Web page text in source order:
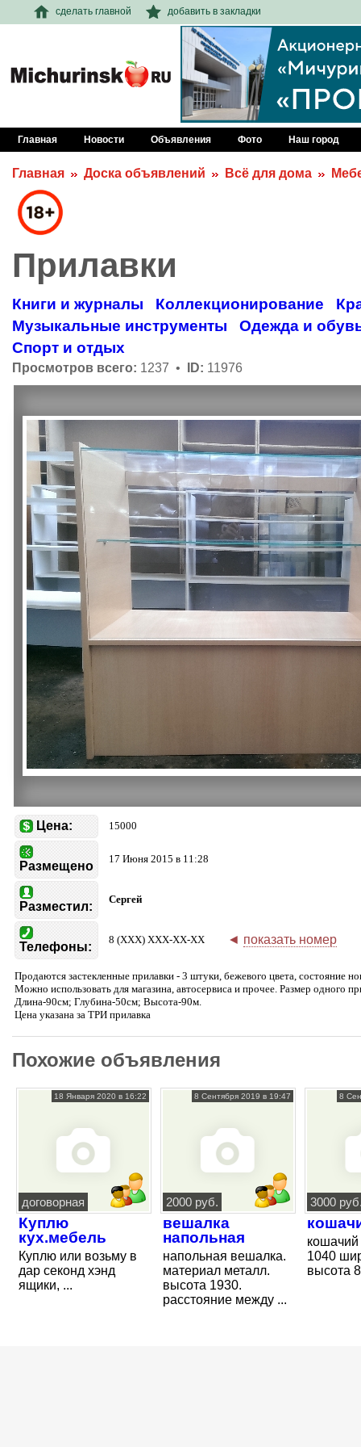
сделать главной добавить в закладки
Главная Новости Объявления Фото Наш город
Главная Доска объявлений Всё для дома
Прилавки
Книги и журналы Коллекционирование
Музыкальные инструменты
Одежда и
Спорт и отдых
Просмотров всего: 1237 • ID: 11976
Цена: 15000
Размещено
17 Июня 2015 в 11:28
Разместил:
Сергей
Телефоны:
8 (XXX) XXX-XX-XX ◄ показать номер
Продаются застекленные прилавки - 3 штуки, бежевого цвета, состояние
Можно использовать для магазина, автосервиса и прочее. Размер одного
Длина-90см; Глубина-50см; Высота-90м.
Цена указана за ТРИ прилавка
Похожие объявления
18 Января 2020 в 16:22
договорная
Куплю
кух.мебель
Куплю или возьму в
дар секонд хэнд
ящики, ...
8 Сентября 2019 в 19:47
2000 руб.
вешалка
напольная
напольная вешалка.
материал металл.
высота 1930.
расстояние между ...
8
3000
1040
высота